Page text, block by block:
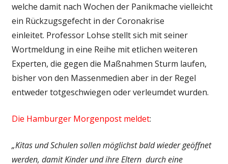
welche damit nach Wochen der Panikmache vielleicht
ein Rückzugsgefecht in der Coronakrise
einleitet. Professor Lohse stellt sich mit seiner
Wortmeldung in eine Reihe mit etlichen weiteren
Experten, die gegen die Maßnahmen Sturm laufen,
bisher von den Massenmedien aber in der Regel
entweder totgeschwiegen oder verleumdet wurden.
Die Hamburger Morgenpost meldet:
„Kitas und Schulen sollen möglichst bald wieder geöffnet
werden, damit Kinder und ihre Eltern durch eine